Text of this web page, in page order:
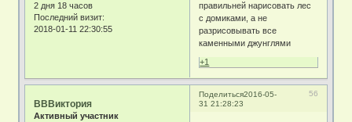
2 дня 18 часов
Последний визит:
2018-01-11 22:30:55
правильней нарисовать лес
с домиками, а не
разрисовывать все
каменными джунглями
+1
Поделиться 56
2016-05-
31 21:28:23
ВВВиктория
Активный участник